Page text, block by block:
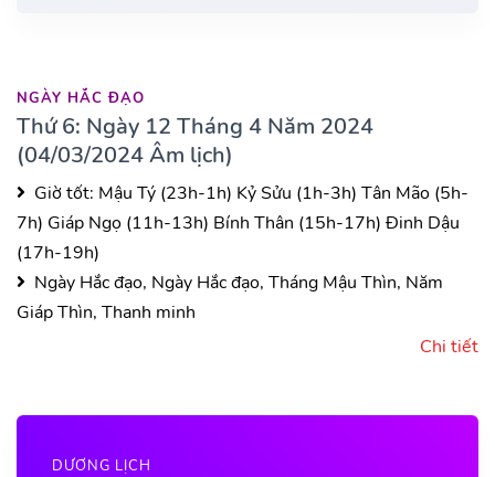
NGÀY HẮC ĐẠO
Thứ 6: Ngày 12 Tháng 4 Năm 2024
(04/03/2024 Âm lịch)
Giờ tốt: Mậu Tý (23h-1h) Kỷ Sửu (1h-3h) Tân Mão (5h-
7h) Giáp Ngọ (11h-13h) Bính Thân (15h-17h) Đinh Dậu
(17h-19h)
Ngày Hắc đạo, Ngày Hắc đạo, Tháng Mậu Thìn, Năm
Giáp Thìn, Thanh minh
Chi tiết
DƯƠNG LỊCH